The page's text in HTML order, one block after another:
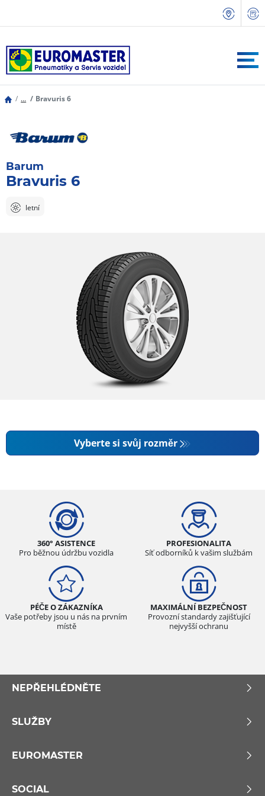
... Bravuris 6
Barum
Bravuris 6
letní
Vyberte si svůj rozměr
360° ASISTENCE
Pro běžnou údržbu vozidla
PROFESIONALITA
Síť odborníků k vašim službám
PÉČE O ZÁKAZNÍKA
Vaše potřeby jsou u nás na prvním
místě
MAXIMÁLNÍ BEZPEČNOST
Provozní standardy zajišťující
nejvyšší ochranu
NEPŘEHLÉDNĚTE
SLUŽBY
EUROMASTER
SOCIAL